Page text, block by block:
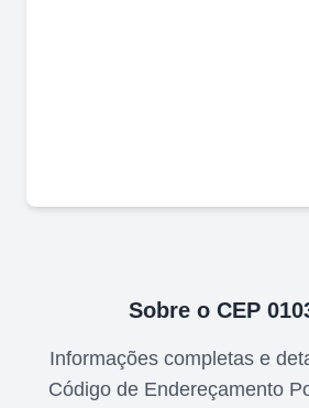
Sobre o CEP
Informações completas e
Código de Endereçamento